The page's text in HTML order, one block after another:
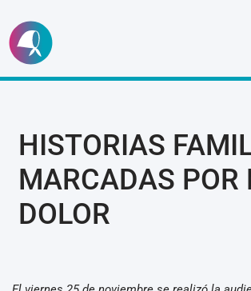
Ir
al
HISTORIAS
MARCADAS POR
DOLOR